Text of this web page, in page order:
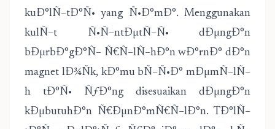
kuÐ°lÑ–tÐ°Ñ• yang Ñ•Ð°mÐ°. Menggunakan
kulÑ–t Ñ•Ñ–ntÐµtÑ–Ñ• dÐµngÐ°n
bÐµrbÐ°gÐ°Ñ– Ñ€Ñ–lÑ–hÐ°n wÐ°rnÐ° dÐ°n
magnet lÐ¾Ñk, kÐ°mu bÑ–Ñ•Ð° mÐµmÑ–lÑ–
h tÐ°Ñ• ÑƒÐ°ng disesuaikan dÐµngÐ°n
kÐµbutuhÐ°n Ñ€ÐµnÐ°mÑ€Ñ–lÐ°n. TÐ°lÑ–